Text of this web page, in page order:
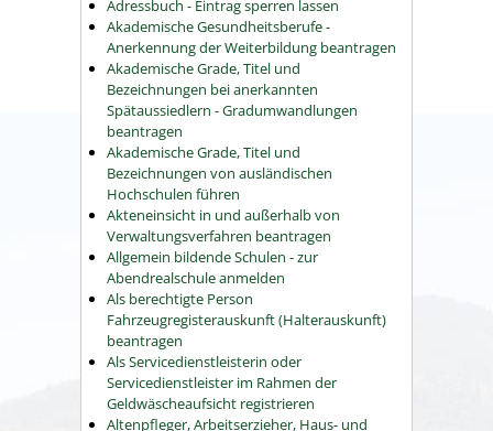
Adressbuch - Eintrag sperren lassen
Akademische Gesundheitsberufe -
Anerkennung der Weiterbildung beantragen
Akademische Grade, Titel und
Bezeichnungen bei anerkannten
Spätaussiedlern - Gradumwandlungen
beantragen
Akademische Grade, Titel und
Bezeichnungen von ausländischen
Hochschulen führen
Akteneinsicht in und außerhalb von
Verwaltungsverfahren beantragen
Allgemein bildende Schulen - zur
Abendrealschule anmelden
Als berechtigte Person
Fahrzeugregisterauskunft (Halterauskunft)
beantragen
Als Servicedienstleisterin oder
Servicedienstleister im Rahmen der
Geldwäscheaufsicht registrieren
Altenpfleger, Arbeitserzieher, Haus- und